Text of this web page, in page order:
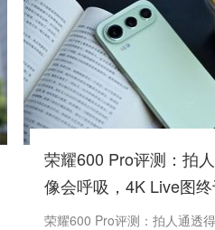
荣耀600 Pro评测：拍
像会呼吸，4K Live图
挑帧了
荣耀600 Pro评测：拍人通透